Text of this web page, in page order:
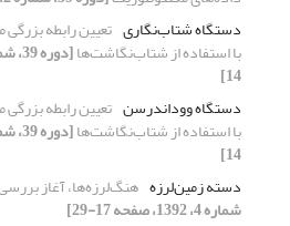
دستگاه شتاب‌نگاری تعیین رابطه
با استفاده از شتاب‌نگاشت‌‌ها
14]
دستگاه ووداندرسن تعیین رابطه
با استفاده از شتاب‌نگاشت‌‌ها
14]
دسته زمین‌لرزه هنگ‌لرزه‌ها، آغاز
شماره 4، 1392، صفحه 17-29]